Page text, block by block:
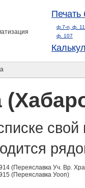
Печать
ф.7-п, ф.
ф. 107
(Переяславка Уч. Вр.
(Переяславка Уооп)